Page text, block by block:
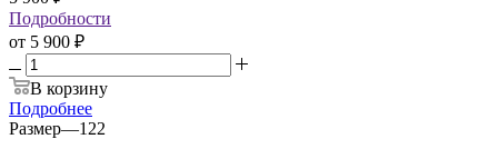
Подробности
от 5 900 ₽
В корзину
Подробнее
Размер—122